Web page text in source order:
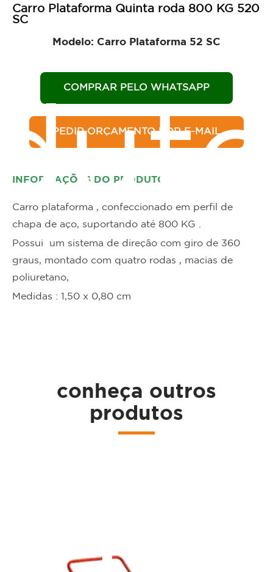
Carro Plataforma Quinta roda 800 KG 520
SC
Modelo: Carro Plataforma 52 SC
COMPRAR PELO WHATSAPP
PEDIR ORÇAMENTO POR E-MAIL
INFORMAÇÕES DO PRODUTO
Carro plataforma , confeccionado em perfil de
chapa de aço, suportando até 800 KG .
Possui um sistema de direção com giro de 360
graus, montado com quatro rodas , macias de
poliuretano,
Medidas : 1,50 x 0,80 cm
conheça outros
produtos